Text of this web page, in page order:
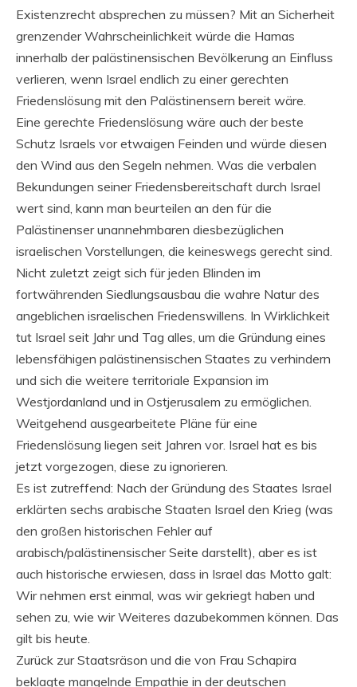
Existenzrecht absprechen zu müssen? Mit an Sicherheit
grenzender Wahrscheinlichkeit würde die Hamas
innerhalb der palästinensischen Bevölkerung an Einfluss
verlieren, wenn Israel endlich zu einer gerechten
Friedenslösung mit den Palästinensern bereit wäre.
Eine gerechte Friedenslösung wäre auch der beste
Schutz Israels vor etwaigen Feinden und würde diesen
den Wind aus den Segeln nehmen. Was die verbalen
Bekundungen seiner Friedensbereitschaft durch Israel
wert sind, kann man beurteilen an den für die
Palästinenser unannehmbaren diesbezüglichen
israelischen Vorstellungen, die keineswegs gerecht sind.
Nicht zuletzt zeigt sich für jeden Blinden im
fortwährenden Siedlungsausbau die wahre Natur des
angeblichen israelischen Friedenswillens. In Wirklichkeit
tut Israel seit Jahr und Tag alles, um die Gründung eines
lebensfähigen palästinensischen Staates zu verhindern
und sich die weitere territoriale Expansion im
Westjordanland und in Ostjerusalem zu ermöglichen.
Weitgehend ausgearbeitete Pläne für eine
Friedenslösung liegen seit Jahren vor. Israel hat es bis
jetzt vorgezogen, diese zu ignorieren.
Es ist zutreffend: Nach der Gründung des Staates Israel
erklärten sechs arabische Staaten Israel den Krieg (was
den großen historischen Fehler auf
arabisch/palästinensischer Seite darstellt), aber es ist
auch historische erwiesen, dass in Israel das Motto galt:
Wir nehmen erst einmal, was wir gekriegt haben und
sehen zu, wie wir Weiteres dazubekommen können. Das
gilt bis heute.
Zurück zur Staatsräson und die von Frau Schapira
beklagte mangelnde Empathie in der deutschen